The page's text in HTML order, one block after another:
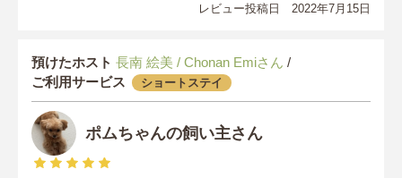
レビュー投稿日 2022年7月15日
預けたホスト 長南 絵美 / Chonan Emiさん /
ご利用サービス
ショートステイ
ポムちゃんの飼い主さん